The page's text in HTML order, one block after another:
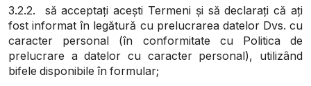
3.2.2. să acceptați acești Termeni și să declarați că ați
fost informat în legătură cu prelucrarea datelor Dvs. cu
caracter personal (în conformitate cu Politica de
prelucrare a datelor cu caracter personal), utilizând
bifele disponibile în formular;